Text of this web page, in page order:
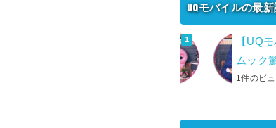
UQモバイルの最
【UQ
ムック
1件のビ